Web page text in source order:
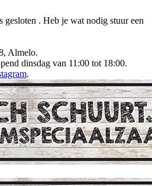
. Heb je wat nodig stuur een
Almelo.
dinsdag van 11:00 tot 18:00.
.